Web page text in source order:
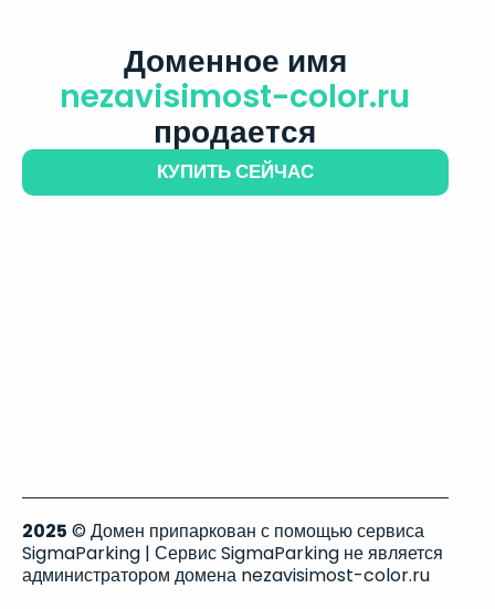
Доменное имя
nezavisimost-color.ru
продается
КУПИТЬ СЕЙЧАС
2025 © Домен припаркован с помощью сервиса
SigmaParking | Сервис SigmaParking не является
администратором домена nezavisimost-color.ru